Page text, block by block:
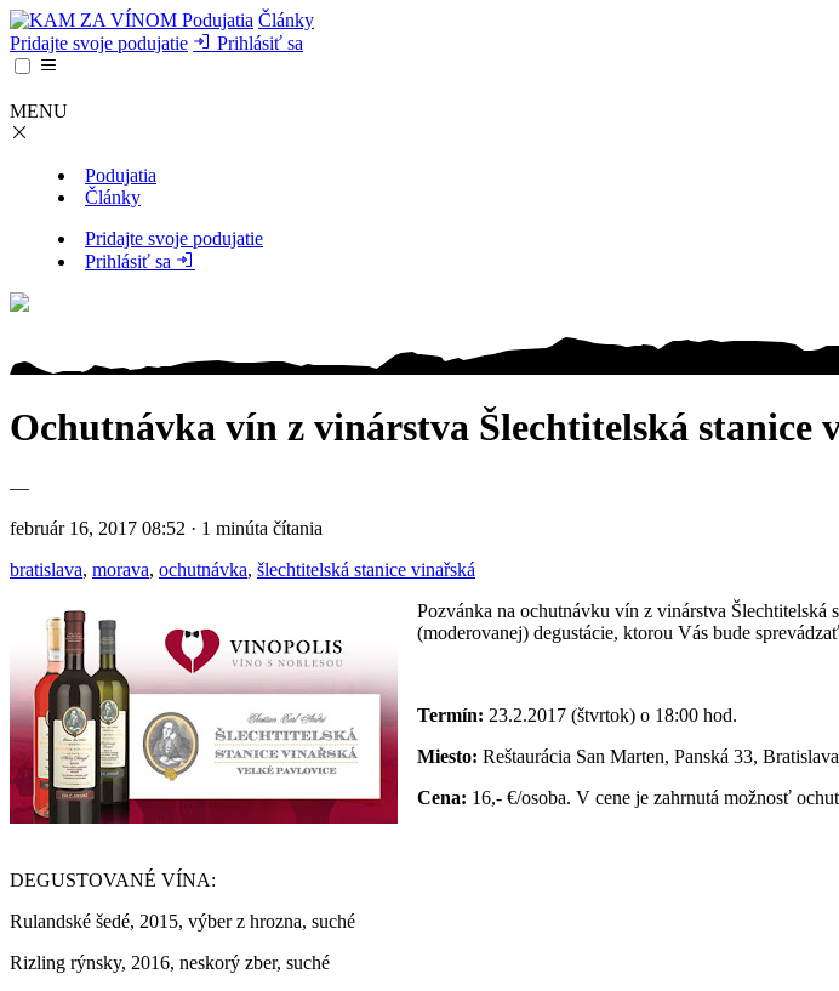
Podujatia Články
Pridajte svoje podujatie
Prihlásiť sa
MENU
Podujatia
Články
Pridajte svoje podujatie
Prihlásiť sa
Ochutnávka vín z vinárstva Šlechtitelská stanice
—
február 16, 2017 08:52 · 1 minúta čítania
bratislava, morava, ochutnávka, šlechtitelská stanice vinařská
Pozvánka na ochutnávku vín z vinárstva
(moderovanej) degustácie, ktorou Vás bude
Termín: 23.2.2017 (štvrtok) o 18:00 hod.
Miesto: Reštaurácia San Marten, Panská 33,
Cena: 16,- €/osoba. V cene je zahrnutá možnosť
DEGUSTOVANÉ VÍNA:
Rulandské šedé, 2015, výber z hrozna, suché
Rizling rýnsky, 2016, neskorý zber, suché